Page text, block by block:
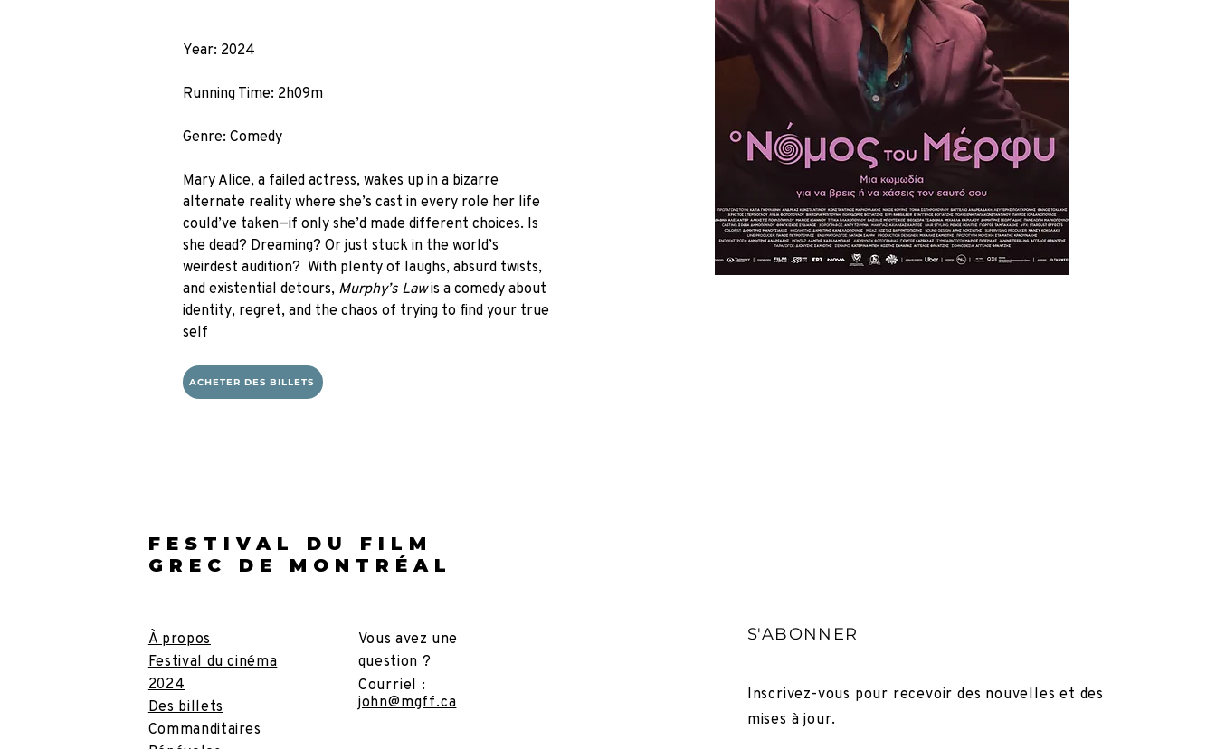
Year: 2024
Running Time: 2h09m
Genre: Comedy
Mary Alice, a failed actress, wakes up in a bizarre
alternate reality where she’s cast in every role her life
could’ve taken—if only she’d made different choices. Is
she dead? Dreaming? Or just stuck in the world’s
weirdest audition?  With plenty of laughs, absurd twists,
and existential detours, Murphy’s Law is a comedy about
identity, regret, and the chaos of trying to find your true
self
ACHETER DES BILLETS
FESTIVAL DU FILM
GREC DE MONTRÉAL
À propos
Festival du cinéma
2024
Des billets
Commanditaires
Vous avez une
question ?
Courriel :
john@mgff.ca
S'ABONNER
Inscrivez-vous pour recevoir des nouvelles et des
mises à jour.